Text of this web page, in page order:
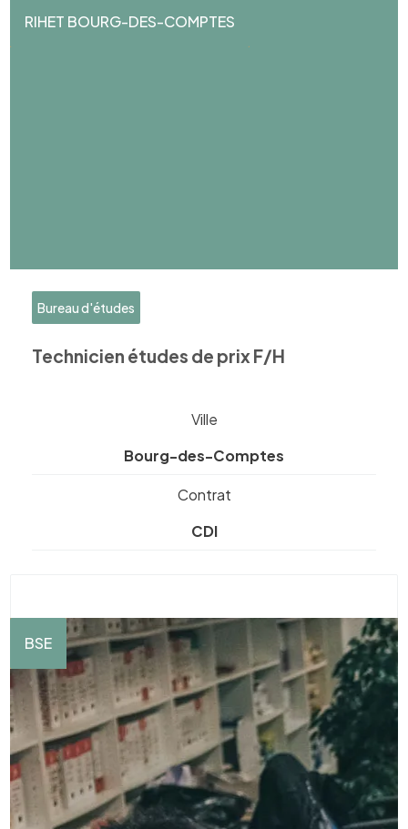
RIHET BOURG-DES-COMPTES
Bureau d'études
Technicien études de prix F/H
Ville
Bourg-des-Comptes
Contrat
CDI
BSE